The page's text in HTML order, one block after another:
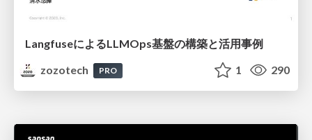
LangfuseによるLLMOps基盤の構築と活用事例
zozotech
PRO 1 290